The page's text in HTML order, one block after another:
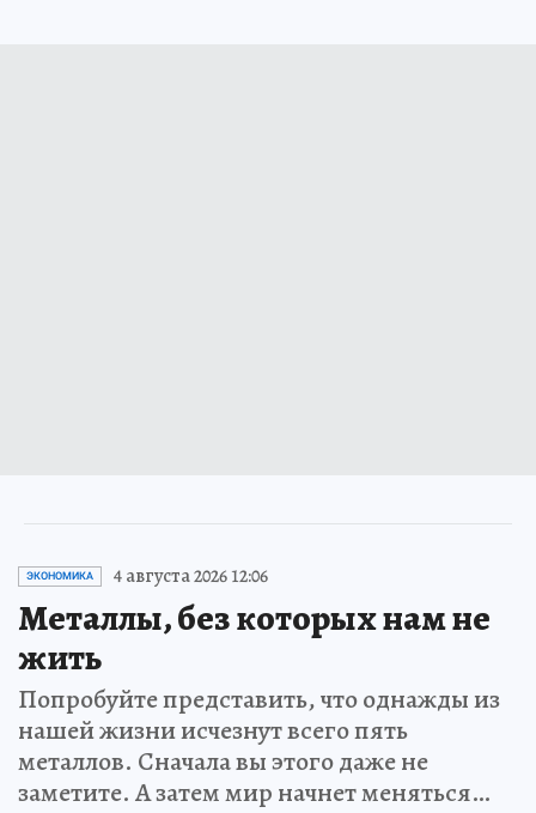
ЭКОНОМИКА 4 августа 2026 12:06
Металлы, без которых нам не
жить
Попробуйте представить, что однажды из
нашей жизни исчезнут всего пять
металлов. Сначала вы этого даже не
заметите. А затем мир начнет меняться…